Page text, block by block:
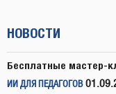
НОВОСТИ
Бесплатные мастер-
ИИ ДЛЯ ПЕДАГОГОВ